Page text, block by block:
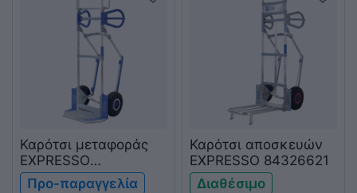
Καρότσι μεταφοράς
EXPRESSO
84381821+1220
Προ-παραγγελία
Καρότσι αποσκευών
EXPRESSO 84326621
Διαθέσιμο